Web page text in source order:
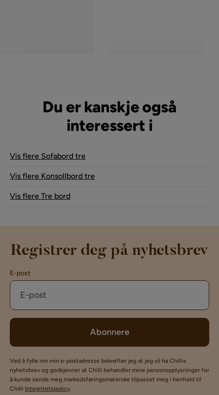
Du er kanskje også
interessert i
Vis flere Sofabord tre
Vis flere Konsollbord tre
Vis flere Tre bord
Registrer deg på nyhetsbrev
E-post
Abonnere
Ved å fylle inn min e-postadresse bekrefter jeg at jeg vil ha Chillis
nyhetsbrev og godkjenner at Chilli behandler mine personopplysninger for
å kunde sende meg markedsføringsmateriale tilpasset meg i henhold til
Chilli Integritetspolicy.